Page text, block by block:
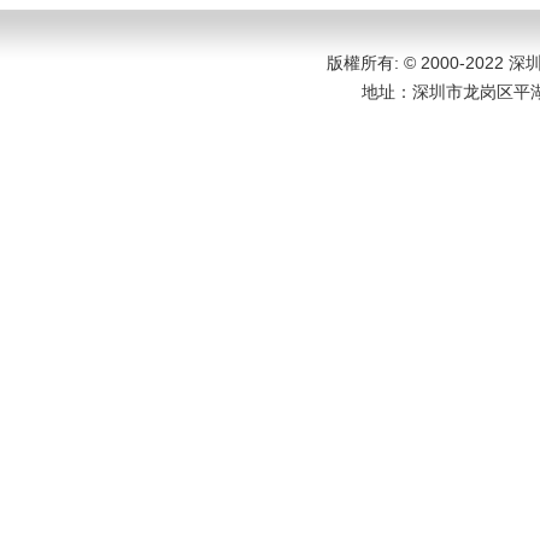
版權所有: © 2000-2022 深
地址： 深圳市龙岗区平